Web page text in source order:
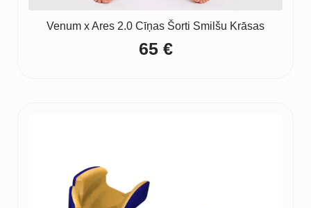
Venum x Ares 2.0 Cīņas Šorti Smilšu Krāsas
65 €